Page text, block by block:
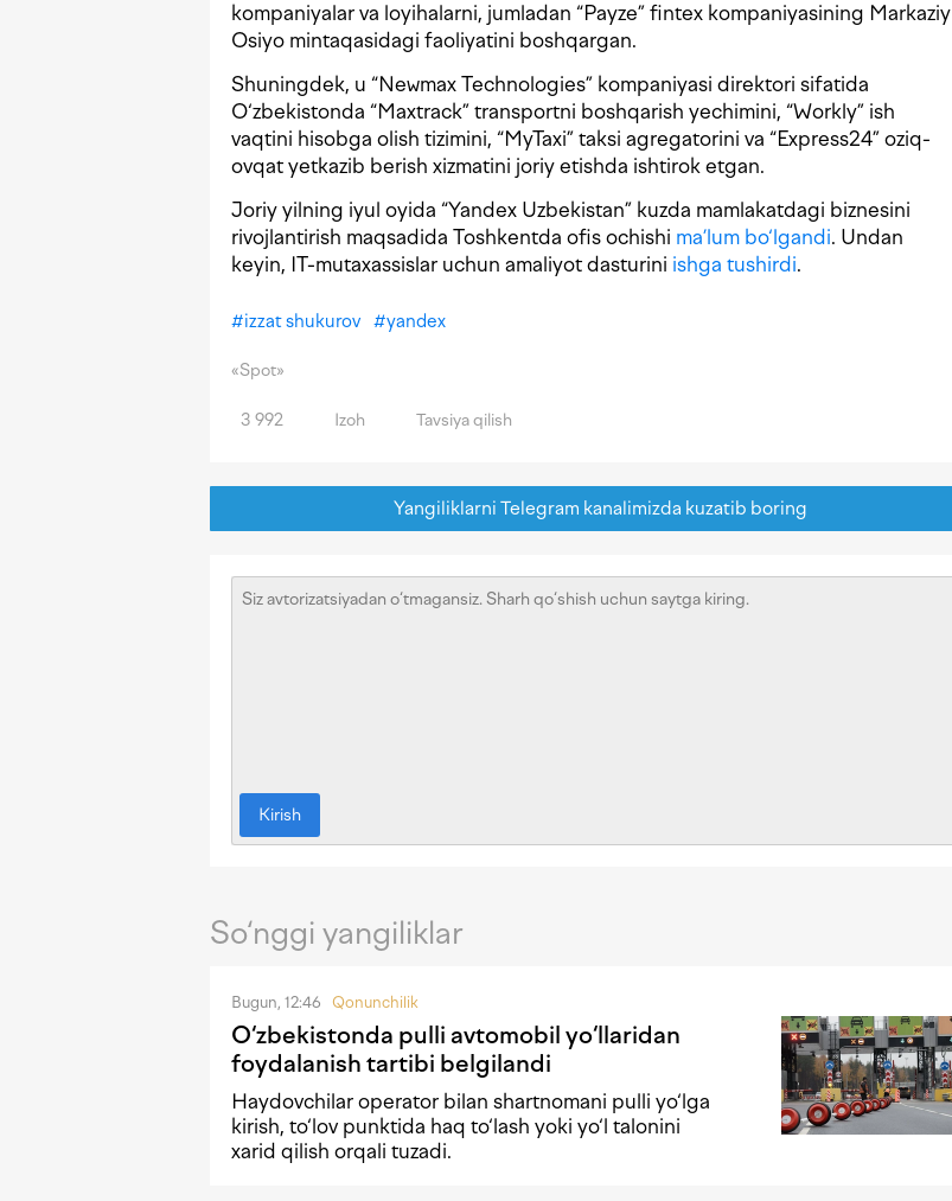
kompaniyalar va loyihalarni, jumladan “Payze” fintex kompaniyasining Markaziy
Osiyo mintaqasidagi faoliyatini boshqargan.
Shuningdek, u “Newmax Technologies” kompaniyasi direktori sifatida
O‘zbekistonda “Maxtrack” transportni boshqarish yechimini, “Workly” ish
vaqtini hisobga olish tizimini, “MyTaxi” taksi agregatorini va “Express24” oziq-
ovqat yetkazib berish xizmatini joriy etishda ishtirok etgan.
Joriy yilning iyul oyida “Yandex Uzbekistan” kuzda mamlakatdagi biznesini
rivojlantirish maqsadida Toshkentda ofis ochishi ma’lum bo‘lgandi. Undan
keyin, IT-mutaxassislar uchun amaliyot dasturini ishga tushirdi.
#izzat shukurov #yandex
«Spot»
3 992 Izoh Tavsiya qilish
Yangiliklarni Telegram kanalimizda kuzatib boring
Kirish
So‘nggi yangiliklar
Bugun, 12:46 Qonunchilik
O‘zbekistonda pulli avtomobil yo‘llaridan
foydalanish tartibi belgilandi
Haydovchilar operator bilan shartnomani pulli yo‘lga
kirish, to‘lov punktida haq to‘lash yoki yo‘l talonini
xarid qilish orqali tuzadi.